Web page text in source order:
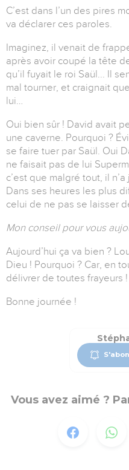
C’est dans l’un des pires
va déclarer ces paroles.
Imaginez, il venait de
après avoir coupé la tête
qu’il fuyait le roi Saül... Il
mal tourner, et craignait
lui…
Oui bien sûr ! David avait
une caverne. Pourquoi ?
se faire tuer par Saül. Oui
ne faisait pas de lui
c’est que malgré tout, il
Dans ses heures les plus
celui de ne pas se laisser
Mon conseil pour vous
Aujourd’hui ça va bien ?
Dieu ! Pourquoi ? Car, en
délivrer de toutes frayeurs
Bonne journée !
Vous avez aimé ?